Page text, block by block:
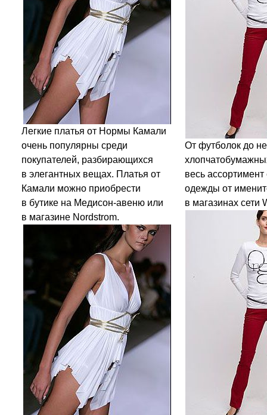
Легкие платья от Нормы Камали
очень популярны среди
покупателей, разбирающихся
в элегантных вещах. Платья от
Камали можно приобрести
в бутике на Медисон-авеню или
в магазине Nordstrom.
От футболок до
весь ассортимент
одежды от
в магазинах сети